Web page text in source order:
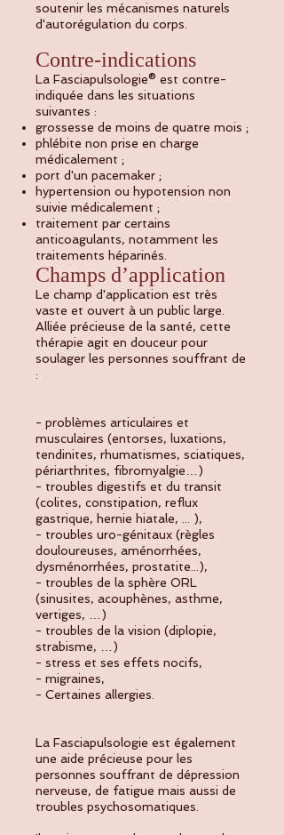
soutenir les mécanismes naturels
d'autorégulation du corps.
Contre-indications
La Fasciapulsologie® est contre-
indiquée dans les situations
suivantes :
grossesse de moins de quatre mois ;
phlébite non prise en charge
médicalement ;
port d'un pacemaker ;
hypertension ou hypotension non
suivie médicalement ;
traitement par certains
anticoagulants, notamment les
traitements héparinés.
Champs d’application
Le champ d'application est très
vaste et ouvert à un public large.
Alliée précieuse de la santé, cette
thérapie agit en douceur pour
soulager les personnes souffrant de
:
- problèmes articulaires et
musculaires (entorses, luxations,
tendinites, rhumatismes, sciatiques,
périarthrites, fibromyalgie…)
- troubles digestifs et du transit
(colites, constipation, reflux
gastrique, hernie hiatale, ... ),
- troubles uro-génitaux (règles
douloureuses, aménorrhées,
dysménorrhées, prostatite...),
- troubles de la sphère ORL
(sinusites, acouphènes, asthme,
vertiges, …)
- troubles de la vision (diplopie,
strabisme, …)
- stress et ses effets nocifs,
- migraines,
- Certaines allergies.
La Fasciapulsologie est également
une aide précieuse pour les
personnes souffrant de dépression
nerveuse, de fatigue mais aussi de
troubles psychosomatiques.